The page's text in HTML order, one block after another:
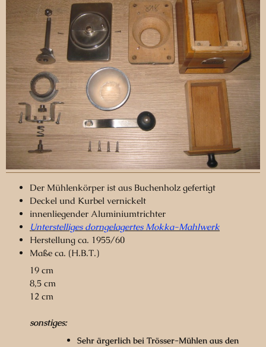
Der Mühlenkörper ist aus Buchenholz gefertigt
Deckel und Kurbel vernickelt
innenliegender Aluminiumtrichter
Unterstelliges dorngelagertes Mokka-Mahlwerk
Herstellung ca. 1955/60
Maße ca. (H.B.T.)
19 cm
8,5 cm
12 cm
sonstiges:
Sehr ärgerlich bei Trösser-Mühlen aus den